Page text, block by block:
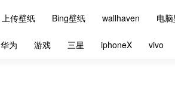
上传壁纸 Bing壁纸 wallhaven 电
华为 游戏 三星 iphoneX vivo